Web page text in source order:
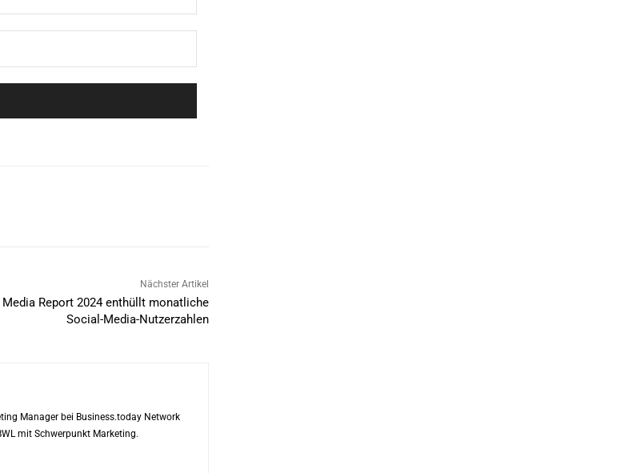
Nächster Artikel
Report 2024 enthüllt monatliche
Social-Media-Nutzerzahlen
Manager bei Business.today Network
mit Schwerpunkt Marketing.